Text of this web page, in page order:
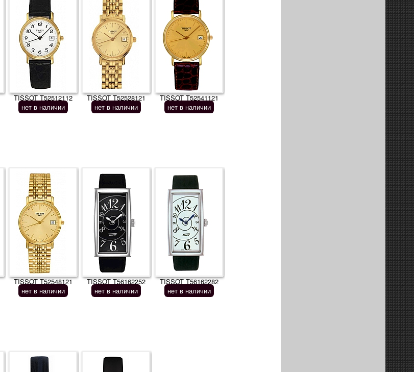
TISSOT T52512112
нет в наличии
TISSOT T52528121
нет в наличии
TISSOT T52541121
нет в наличии
TISSOT T52548121
нет в наличии
TISSOT T56162252
нет в наличии
TISSOT T56162282
нет в наличии